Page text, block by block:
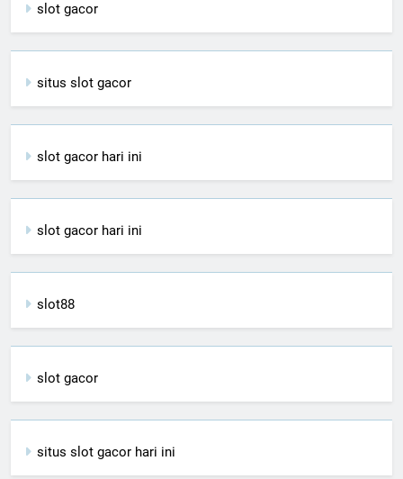
slot gacor
situs slot gacor
slot gacor hari ini
slot gacor hari ini
slot88
slot gacor
situs slot gacor hari ini